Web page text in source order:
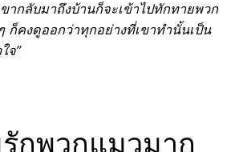
ากลับมาถึงบ้านก็จะเข้าไปทักทายพวก
ก็คงดูออกว่าทุกอย่างที่เขาทำนั้นเป็น
จ”
กพวกแมวมาก